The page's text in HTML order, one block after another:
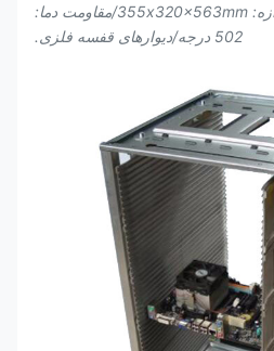
مدل: MR-6603GF/اندازه: 355x320x563mm/مقاومت دما:
502 درجه/دیوارهای قفسه فلزی.